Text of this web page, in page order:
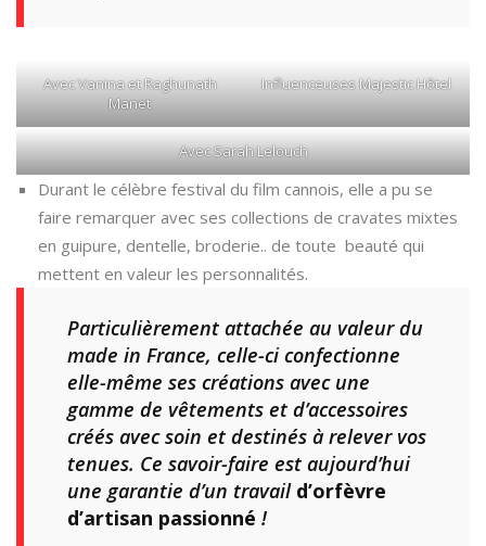
Avec Vanina et Raghunath
Manet
Influenceuses Majestic Hôtel
Avec Sarah Lelouch
Durant le célèbre festival du film cannois, elle a pu se
faire remarquer avec ses collections de cravates mixtes
en guipure, dentelle, broderie.. de toute beauté qui
mettent en valeur les personnalités.
Particulièrement attachée au valeur du
made in France, celle-ci confectionne
elle-même ses créations avec une
gamme de vêtements et d’accessoires
créés avec soin et destinés à relever vos
tenues. Ce savoir-faire est aujourd’hui
une garantie d’un travail d’orfèvre
d’artisan passionné !